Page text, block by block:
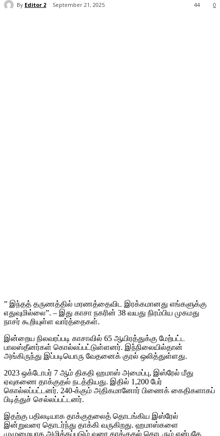
By Editor 2 September 21, 2025 0
44
” இந்தத் தருணத்தில் மரணத்தைவிட இரக்கமானது எங்களுக்கு
எதுவுமில்லை”. – இது காசா நகரின் 38 வயது நிரம்பிய முகமது
நாசர் கூறியுள்ள வார்த்தைகள்.
இன்றைய நிலவரப்படி காசாவில் 65 ஆயிரத்துக்கு மேற்பட்ட
பாலஸ்தீனர்கள் கொல்லப்பட்டுள்ளனர். இந்நிலையில்தான்
அங்கிருந்து இப்படியொரு வேதனைக் குரல் ஒலித்துள்ளது.
2023 ஒக்டோபர் 7 ஆம் திகதி ஹமாஸ் அமைப்பு, இஸ்ரேல் மீது
ஏவுகணை தாக்குதல் நடத்தியது. இதில் 1,200 பேர்
கொல்லப்பட்டனர். 240-க்கும் அதிகமானோர் பிணைக் கைதிகளாகப்
பிடித்துச் செல்லப்பட்டனர்.
இதற்கு பதிலடியாக தாக்குதலைத் தொடங்கிய இஸ்ரேல்
இன்றுவரை தொடர்ந்து தாக்கி வருகிறது. ஹமாஸ்களை
முழுமையாக அழிக்கப்படும் வரை தாக்குதல் தொடரும் என்பதே